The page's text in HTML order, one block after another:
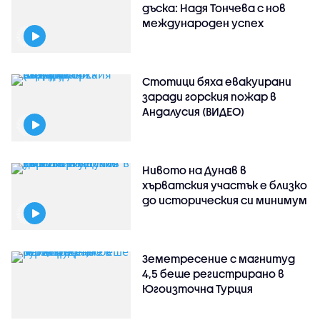
дъска: Надя Тончева с нов
международен успех
Стотици бяха евакуирани
заради горския пожар в
Андалусия (ВИДЕО)
Нивото на Дунав в
хърватския участък е близко
до историческия си минимум
Земетресение с магнитуд
4,5 беше регистрирано в
Югоизточна Турция